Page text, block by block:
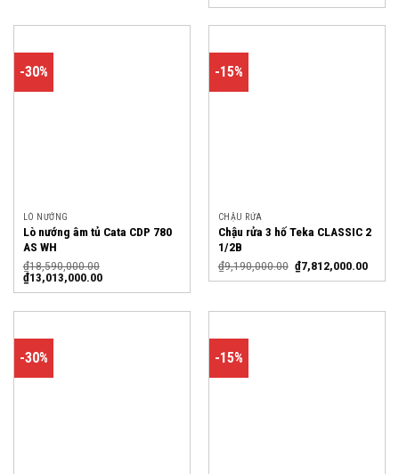
-30%
LÒ NƯỚNG
Lò nướng âm tủ Cata CDP 780
AS WH
₫18,590,000.00
₫13,013,000.00
-15%
CHẬU RỬA
Chậu rửa 3 hố Teka CLASSIC 2
1/2B
₫9,190,000.00 ₫7,812,000.00
-30% -15%